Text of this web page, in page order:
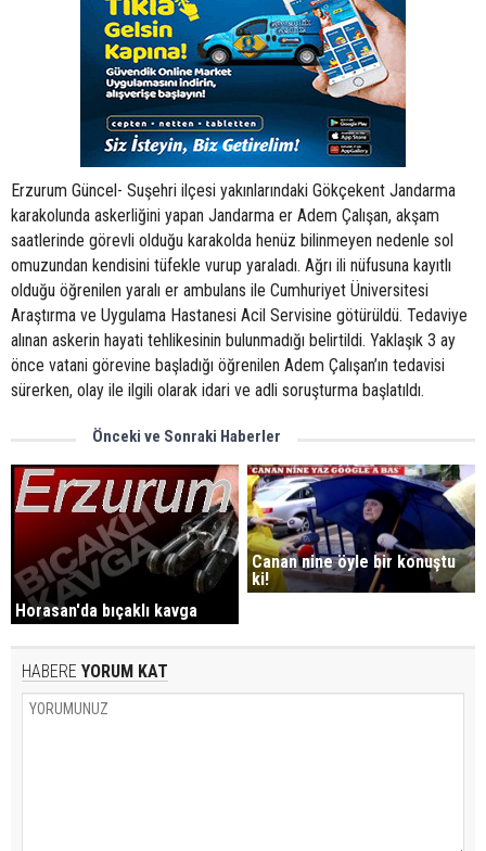
Erzurum Güncel- Suşehri ilçesi yakınlarındaki Gökçekent Jandarma
karakolunda askerliğini yapan Jandarma er Adem Çalışan, akşam
saatlerinde görevli olduğu karakolda henüz bilinmeyen nedenle sol
omuzundan kendisini tüfekle vurup yaraladı. Ağrı ili nüfusuna kayıtlı
olduğu öğrenilen yaralı er ambulans ile Cumhuriyet Üniversitesi
Araştırma ve Uygulama Hastanesi Acil Servisine götürüldü. Tedaviye
alınan askerin hayati tehlikesinin bulunmadığı belirtildi. Yaklaşık 3 ay
önce vatani görevine başladığı öğrenilen Adem Çalışan’ın tedavisi
sürerken, olay ile ilgili olarak idari ve adli soruşturma başlatıldı.
Önceki ve Sonraki Haberler
Horasan'da bıçaklı kavga
Canan nine öyle bir konuştu
ki!
HABERE YORUM KAT